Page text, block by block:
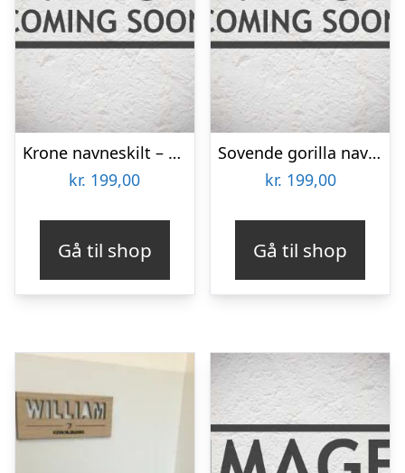
Krone navneskilt – træ
kr. 199,00
Gå til shop
Sovende gorilla navneskilt – træ
kr. 199,00
Gå til shop